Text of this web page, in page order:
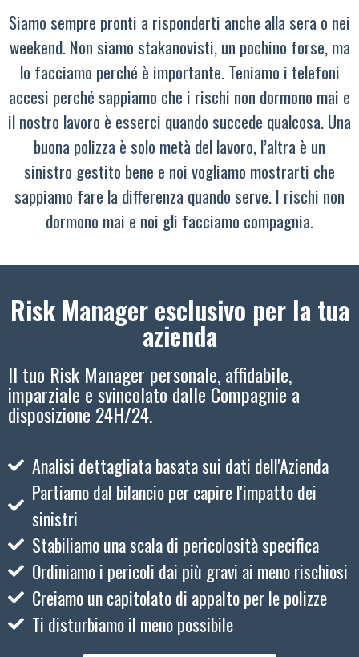
Siamo sempre pronti a risponderti anche alla sera o nei
weekend. Non siamo stakanovisti, un pochino forse, ma
lo facciamo perché è importante. Teniamo i telefoni
accesi perché sappiamo che i rischi non dormono mai e
il nostro lavoro è esserci quando succede qualcosa. Una
buona polizza è solo metà del lavoro, l’altra è un
sinistro gestito bene e noi vogliamo mostrarti che
sappiamo fare la differenza quando serve. I rischi non
dormono mai e noi gli facciamo compagnia.
Risk Manager esclusivo per la tua
azienda
Il tuo Risk Manager personale, affidabile,
imparziale e svincolato dalle Compagnie a
disposizione 24H/24.
Analisi dettagliata basata sui dati dell'Azienda
Partiamo dal bilancio per capire l'impatto dei
sinistri
Stabiliamo una scala di pericolosità specifica
Ordiniamo i pericoli dai più gravi ai meno rischiosi
Creiamo un capitolato di appalto per le polizze
Ti disturbiamo il meno possibile